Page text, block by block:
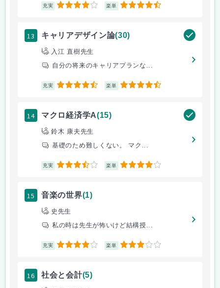
充実 4 楽単 4.5
13 キャリアデザイン論(30)
入江 直樹先生
自分の将来のキャリアプランな...
充実 4.5 楽単 4.5
14 マクロ経済学A(15)
鈴木 康夫先生
基礎のため難しくない。 マク...
充実 3.5 楽単 4
15 音楽の世界(1)
史先生
私の時は先生が怖いけど結構授...
充実 4 楽単 3
16 社会と会計(5)